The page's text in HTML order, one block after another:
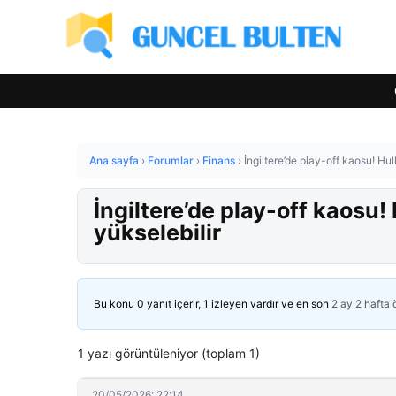
Ana sayfa › Forumlar › Finans › İngiltere’de play-off kaosu!
İngiltere’de play-off kaosu!
yükselebilir
Bu konu 0 yanıt içerir, 1 izleyen vardır ve en son 2 ay 2 hafta
1 yazı görüntüleniyor (toplam 1)